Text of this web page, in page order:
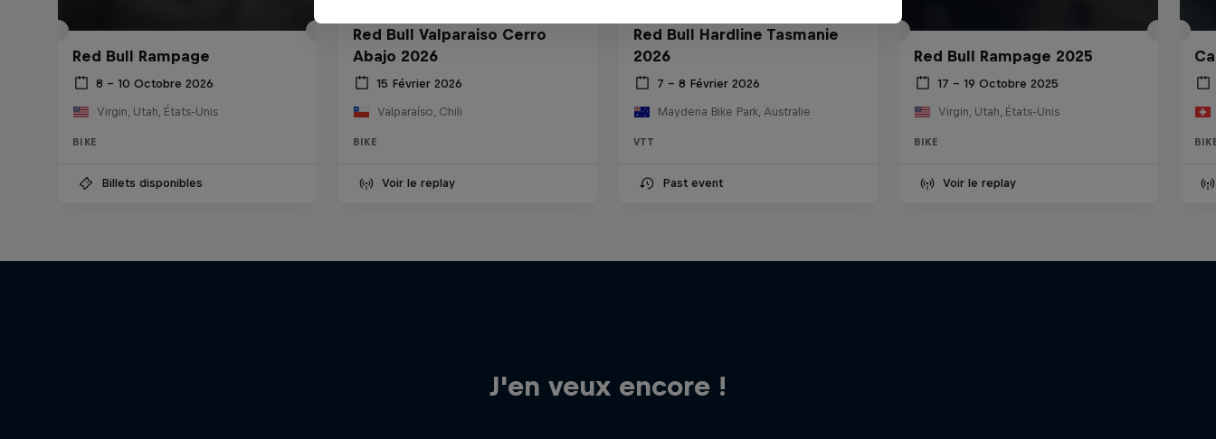
Red Bull Rampage
8 – 10 Octobre 2026
Virgin, Utah, États-Unis
BIKE
Billets disponibles
Red Bull Valparaiso Cerro
Abajo 2026
15 Février 2026
Valparaíso, Chili
BIKE
Voir le replay
Red Bull Hardline Tasmanie
2026
7 – 8 Février 2026
Maydena Bike Park, Australie
VTT
Past event
Red Bull Rampage 2025
17 – 19 Octobre 2025
Virgin, Utah, États-Unis
BIKE
Voir le replay
J'en veux encore !